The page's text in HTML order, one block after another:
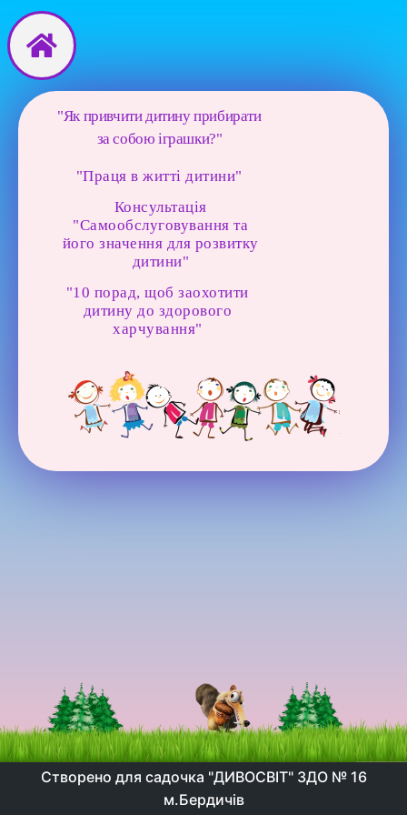
Перейти
до
вмісту
"Як привчити дитину прибирати
за собою іграшки?"
"Праця в житті дитини"
"10 порад, щоб заохотити
дитину до здорового
харчування"
Консультація
"Самообслуговування та
його значення для розвитку
дитини"
Створено для садочка "ДИВОСВІТ" ЗДО № 16
м.Бердичів